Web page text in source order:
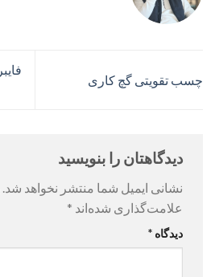
چسب تقویتی گچ کاری
دیدگاهتان را بنویسید
نشانی ایمیل شما منتشر نخواهد شد.
علامت‌گذاری شده‌اند *
دیدگاه *